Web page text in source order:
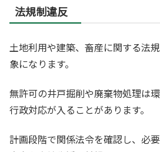
法規制違反
土地利用や建築、畜産に関する法
象になります。
無許可の井戸掘削や廃棄物処理は
行政対応が入ることがあります。
計画段階で関係法令を確認し、必